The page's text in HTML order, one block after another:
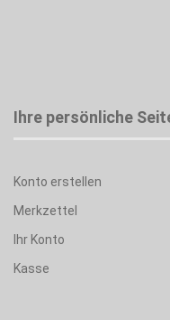
Ihre persönliche
Konto erstellen
Merkzettel
Ihr Konto
Kasse